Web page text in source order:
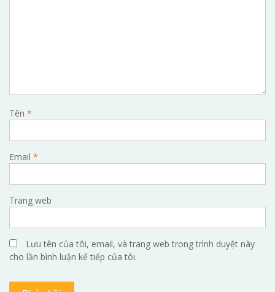
Tên *
Email *
Trang web
Lưu tên của tôi, email, và trang web trong trình duyệt này
cho lần bình luận kế tiếp của tôi.